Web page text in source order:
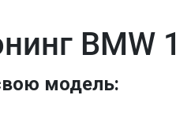
BMW
модель: